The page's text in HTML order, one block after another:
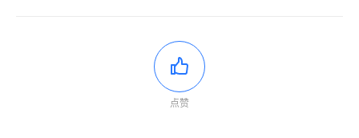
点赞